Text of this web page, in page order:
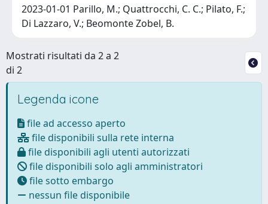
2023-01-01 Parillo, M.; Quattrocchi, C. C.; Pilato, F.;
Di Lazzaro, V.; Beomonte Zobel, B.
Mostrati risultati da 2 a 2
di 2
Legenda icone
file ad accesso aperto
file disponibili sulla rete interna
file disponibili agli utenti autorizzati
file disponibili solo agli amministratori
file sotto embargo
nessun file disponibile